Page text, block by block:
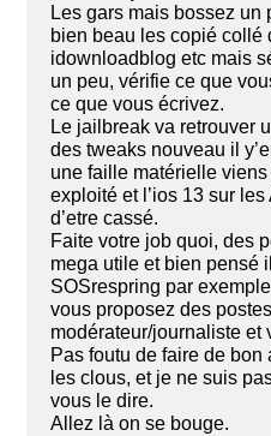
Les gars mais bossez un
bien beau les copié collé
idownloadblog etc mais
un peu, vérifie ce que
ce que vous écrivez.
Le jailbreak va retrouver
des tweaks nouveau il
une faille matérielle viens
exploité et l’ios 13 sur
d’etre cassé.
Faite votre job quoi, des
mega utile et bien pensé
SOSrespring par
vous proposez des
modérateur/journaliste et
Pas foutu de faire de bon
les clous, et je ne suis
vous le dire.
Allez là on se bouge.